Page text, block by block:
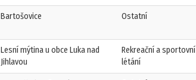
Bartošovice Ostatní
Lesní mýtina u obce Luka nad
Jihlavou
Rekreační a sportovní
létání